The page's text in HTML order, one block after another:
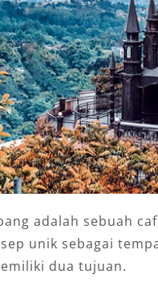
adalah sebuah
unik sebagai
dua tujuan.